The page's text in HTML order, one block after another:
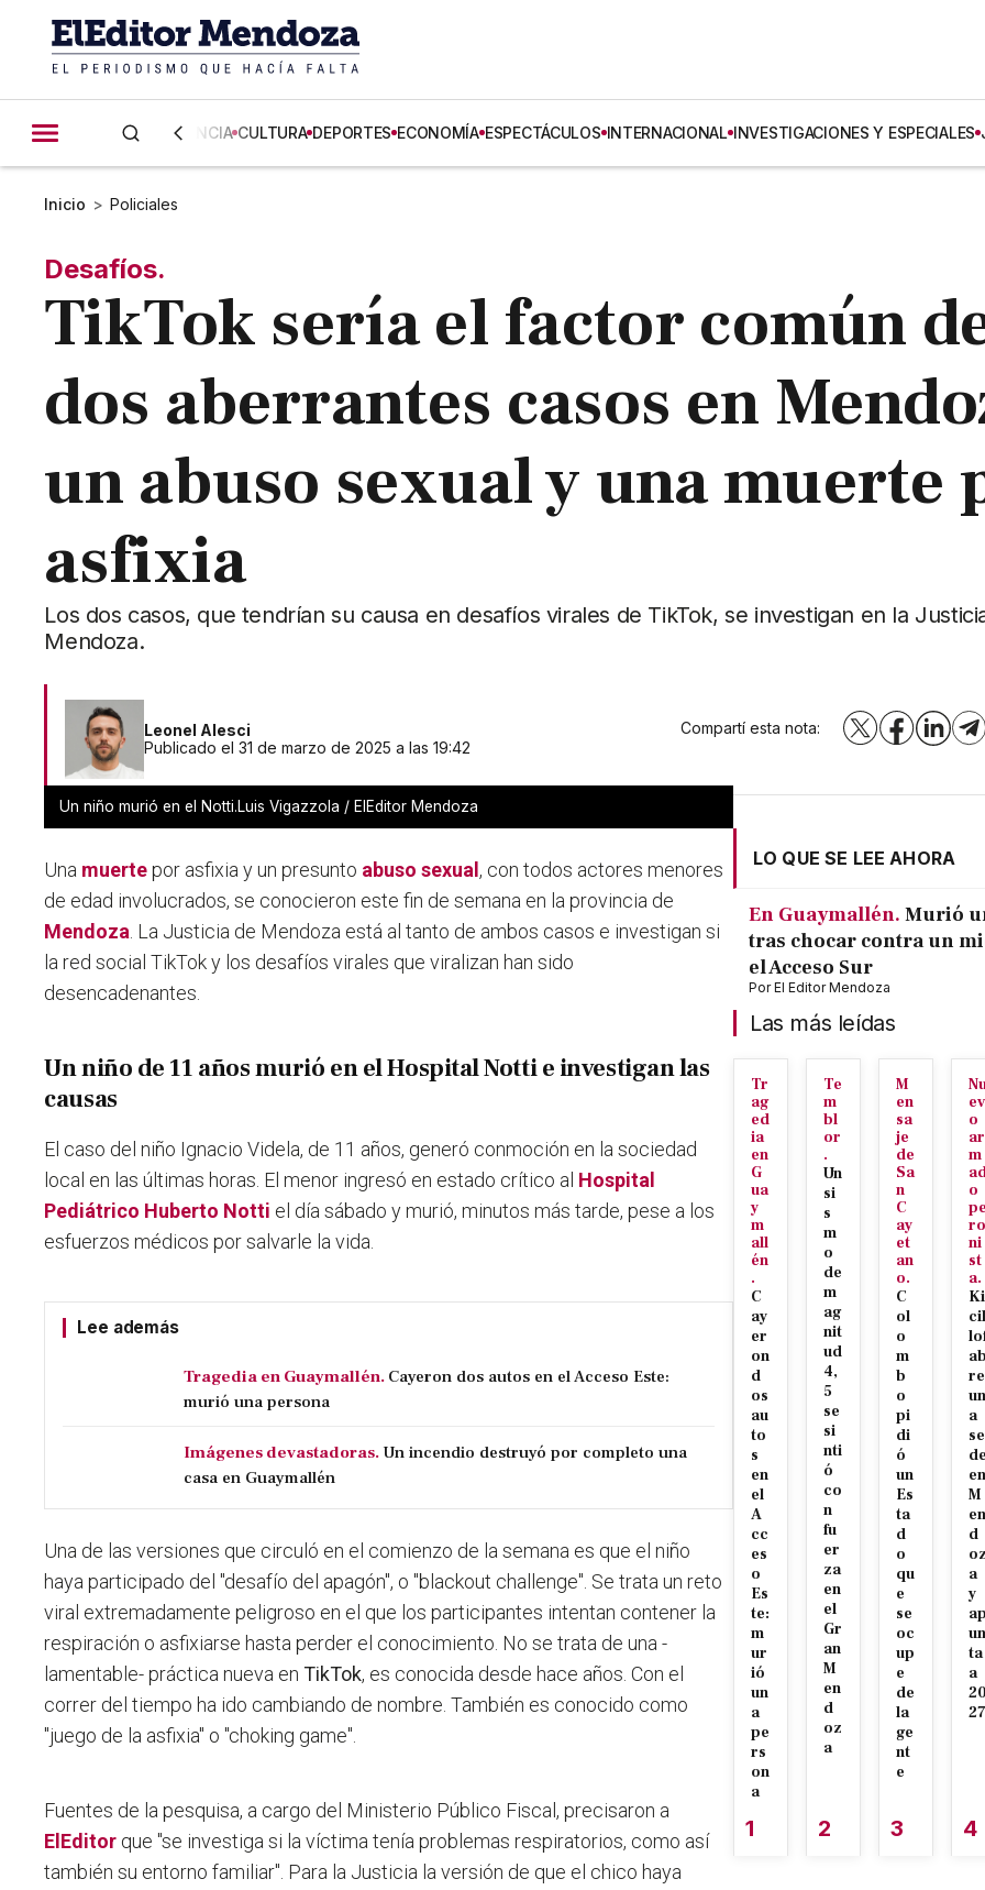
CIENCIA CULTURA DEPORTES ECONOMÍA ESPECTÁCULOS INTERNACIONAL INVESTIGACIONES Y ESPECIALES
Inicio > Policiales
Desafíos.
TikTok sería el factor común
dos aberrantes casos en
un abuso sexual y una muerte
asfixia
Los dos casos, que tendrían su causa en desafíos virales de TikTok, se investigan en la
Mendoza.
Leonel Alesci
Publicado el 31 de marzo de 2025 a las 19:42
Compartí esta nota: X Facebook
Un niño murió en el Notti.Luis Vigazzola / ElEditor Mendoza
Una muertepor asfixia y un presunto abuso sexual, con todos actores menores
de edad involucrados, se conocieron este fin de semana en la provincia de
Mendoza . La Justicia de Mendoza está al tanto de ambos casos e investigan si
la red social TikTok y los desafíos virales que viralizan han sido
desencadenantes.
Un niño de 11 años murió en el Hospital Notti e investigan las
causas
El caso del niño Ignacio Videla, de 11 años, generó conmoción en la sociedad
local en las últimas horas. El menor ingresó en estado crítico al Hospital
Pediátrico Huberto Notti el día sábado y murió, minutos más tarde, pese a los
esfuerzos médicos por salvarle la vida.
Lee además
Tragedia en Guaymallén. Cayeron dos autos en el Acceso Este:
murió una persona
Imágenes devastadoras. Un incendio destruyó por completo una
casa en Guaymallén
Una de las versiones que circuló en el comienzo de la semana es que el niño
haya participado del "desafío del apagón", o "blackout challenge". Se trata un reto
viral extremadamente peligroso en el que los participantes intentan contener la
respiración o asfixiarse hasta perder el conocimiento. No se trata de una -
lamentable- práctica nueva enTikTok, es conocida desde hace años. Con el
correr del tiempo ha ido cambiando de nombre. También es conocido como
"juego de la asfixia" o "choking game".
Fuentes de la pesquisa, a cargo del Ministerio Público Fiscal, precisaron a
ElEditor que "se investiga si la víctima tenía problemas respiratorios, como así
también su entorno familiar". Para la Justicia la versión de que el chico haya
LO QUE SE LEE AHORA
En Guaymallén. Murió
tras chocar contra un
el Acceso Sur
PorEl Editor Mendoza
Las más leídas
Tr
ag
ed
ia
en
G
ua
y
m
all
én
.
C
ay
er
on
d
os
au
to
s
en
el
A
cc
es
o
Es
te:
m
ur
ió
un
a
pe
rs
on
a
1
Te
m
bl
or
.
Un
si
s
m
o
de
m
ag
nit
ud
4,
5
se
si
nti
ó
co
n
fu
er
za
en
el
Gr
an
M
en
d
oz
a
2
M
en
sa
je
de
Sa
n
C
ay
et
an
o.
C
ol
o
m
b
o
pi
di
ó
un
Es
ta
d
o
qu
e
se
oc
up
e
de
la
ge
nt
e
3
ev
o
ar
m
o
pe
ro
ni
st
a.
Ki
cil
ab
re
un
a
se
de
en
M
en
d
oz
a
y
ap
un
ta
a
20
27
4